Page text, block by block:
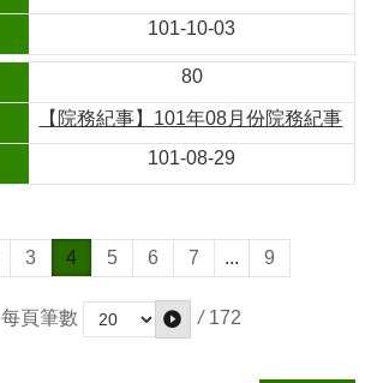
101-10-03
80
【院務紀事】101年08月份院務紀事
101-08-29
3 4 5 6 7 ... 9
每頁筆數 / 172